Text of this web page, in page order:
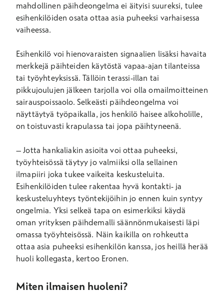
mahdollinen päihdeongelma ei äityisi suureksi, tulee
esihenkilöiden osata ottaa asia puheeksi varhaisessa
vaiheessa.
Esihenkilö voi hienovaraisten signaalien lisäksi havaita
merkkejä päihteiden käytöstä vapaa-ajan tilanteissa
tai työyhteyksissä. Tällöin terassi-illan tai
pikkujoulujen jälkeen tarjolla voi olla omailmoitteinen
sairauspoissaolo. Selkeästi päihdeongelma voi
näyttäytyä työpaikalla, jos henkilö haisee alkoholille,
on toistuvasti krapulassa tai jopa päihtyneenä.
–Jotta hankaliakin asioita voi ottaa puheeksi,
työyhteisössä täytyy jo valmiiksi olla sellainen
ilmapiiri joka tukee vaikeita keskusteluita.
Esihenkilöiden tulee rakentaa hyvä kontakti- ja
keskusteluyhteys työntekijöihin jo ennen kuin syntyy
ongelmia. Yksi selkeä tapa on esimerkiksi käydä
oman yrityksen päihdemalli säännönmukaisesti läpi
omassa työyhteisössä. Näin kaikilla on rohkeutta
ottaa asia puheeksi esihenkilön kanssa, jos heillä herää
huoli kollegasta, kertoo Eronen.
Miten ilmaisen huoleni?